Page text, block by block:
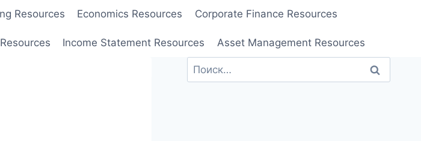
Resources Economics Resources Corporate Finance Resources
Income Statement Resources Asset Management Resources
Найти: